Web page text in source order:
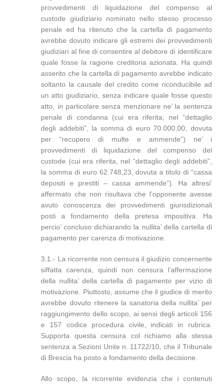
provvedimenti di liquidazione del compenso al
custode giudiziario nominato nello stesso processo
penale ed ha ritenuto che la cartella di pagamento
avrebbe dovuto indicare gli estremi dei provvedimenti
giudiziari al fine di consentire al debitore di identificare
quale fosse la ragione creditoria azionata. Ha quindi
asserito che la cartella di pagamento avrebbe indicato
soltanto la causale del credito come riconducibile ad
un atto giudiziario, senza indicare quale fosse questo
atto, in particolare senza menzionare ne’ la sentenza
penale di condanna (cui era riferita, nel “dettaglio
degli addebiti”, la somma di euro 70.000,00, dovuta
per “recupero di multe e ammende”) ne’ i
provvedimenti di liquidazione del compenso del
custode (cui era riferita, nel “dettaglio degli addebiti”,
la somma di euro 62.748,23, dovuta a titolo di “cassa
depositi e prestiti – cassa ammende”). Ha altresi’
affermato che non risultava che l’opponente avesse
avuto conoscenza dei provvedimenti giurisdizionali
posti a fondamento della pretesa impositiva. Ha
percio’ concluso dichiarando la nullita’ della cartella di
pagamento per carenza di motivazione.
3.1.- La ricorrente non censura il giudizio concernente
siffatta carenza, quindi non censura l’affermazione
della nullita’ della cartella di pagamento per vizio di
motivazione. Piuttosto, assume che il giudice di merito
avrebbe dovuto ritenere la sanatoria della nullita’ per
raggiungimento dello scopo, ai sensi degli articoli 156
e 157 codice procedura civile, indicati in rubrica.
Supporta questa censura col richiamo alla stessa
sentenza a Sezioni Unite n. 11722/10, che il Tribunale
di Brescia ha posto a fondamento della decisione.
Allo scopo, la ricorrente evidenzia che i contenuti